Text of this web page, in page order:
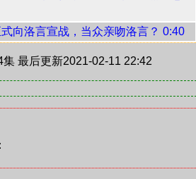
向洛言宣战，当众亲吻洛言？ 0:40
集 最后更新2021-02-11 22:42
：